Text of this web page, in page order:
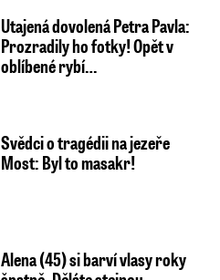
Utajená dovolená Petra Pavla:
Prozradily ho fotky! Opět v
oblíbené rybí…
Svědci o tragédii na jezeře
Most: Byl to masakr!
Alena (45) si barví vlasy roky